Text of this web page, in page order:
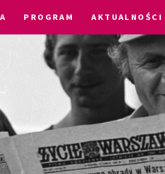
PROGRAM AKTUALNOŚCI